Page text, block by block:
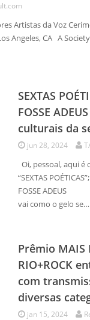
Artistas da Voz
Angeles, CA A
SEXTAS
FOSSE
culturais da
jun 28, 2024
Oi, pessoal, aqui é
“SEXTAS
FOSSE
vai como o gelo se…
Prêmio MAIS
RIO+ROCK
com
diversas
jan 15, 2024